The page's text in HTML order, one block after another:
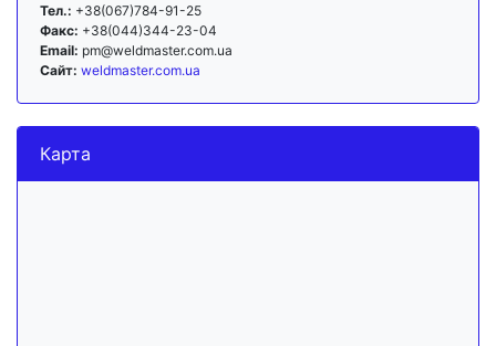
Тел.: +38(067)784-91-25
Факс: +38(044)344-23-04
Email: pm@weldmaster.com.ua
Сайт: weldmaster.com.ua
Карта